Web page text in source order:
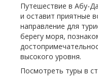
Путешествие в Абу-
и оставит приятные
направление для
берегу моря,
высокого уровня.
Посмотреть туры в